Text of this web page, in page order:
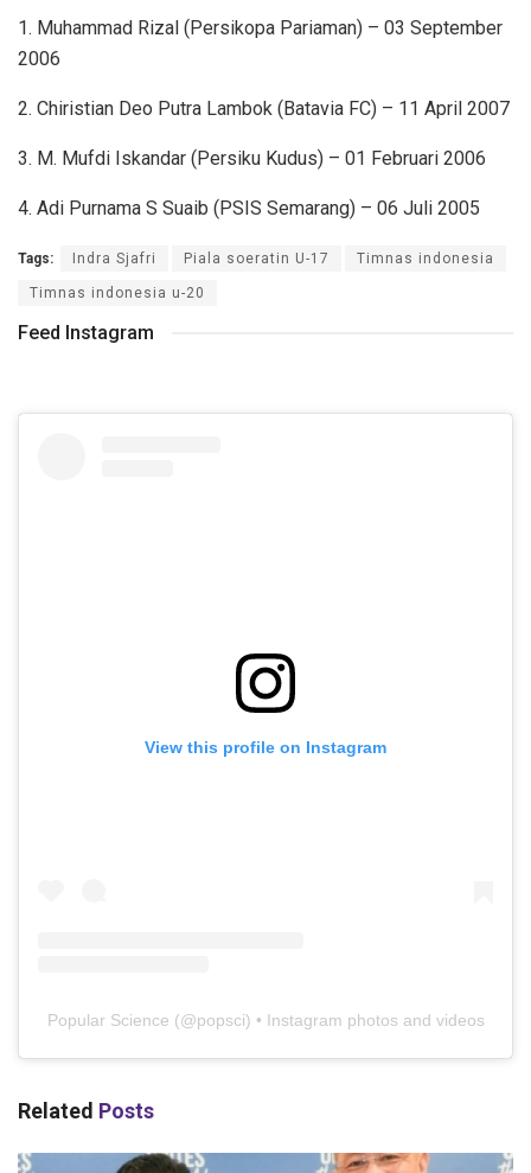
1. Muhammad Rizal (Persikopa Pariaman) – 03 September
2006
2. Chiristian Deo Putra Lambok (Batavia FC) – 11 April 2007
3. M. Mufdi Iskandar (Persiku Kudus) – 01 Februari 2006
4. Adi Purnama S Suaib (PSIS Semarang) – 06 Juli 2005
Tags: Indra Sjafri Piala soeratin U-17 Timnas indonesia
Timnas indonesia u-20
Feed Instagram
View this profile on Instagram
Popular Science (@popsci) • Instagram photos and videos
Related Posts